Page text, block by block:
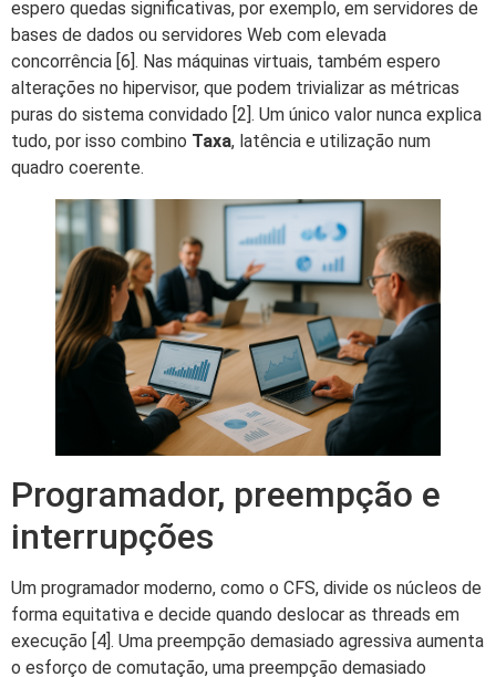
espero quedas significativas, por exemplo, em servidores de
bases de dados ou servidores Web com elevada
concorrência [6]. Nas máquinas virtuais, também espero
alterações no hipervisor, que podem trivializar as métricas
puras do sistema convidado [2]. Um único valor nunca explica
tudo, por isso combino Taxa, latência e utilização num
quadro coerente.
Programador, preempção e
interrupções
Um programador moderno, como o CFS, divide os núcleos de
forma equitativa e decide quando deslocar as threads em
execução [4]. Uma preempção demasiado agressiva aumenta
o esforço de comutação, uma preempção demasiado